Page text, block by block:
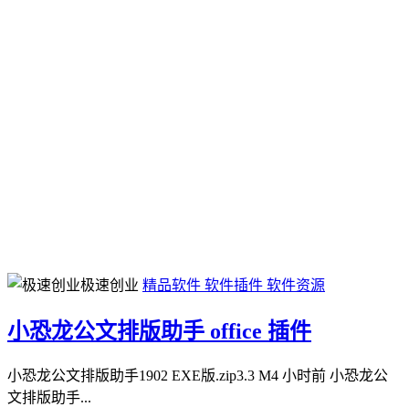
极速创业 精品软件 软件插件 软件资源
小恐龙公文排版助手 office 插件
小恐龙公文排版助手1902 EXE版.zip3.3 M4 小时前 小恐龙公
文排版助手...